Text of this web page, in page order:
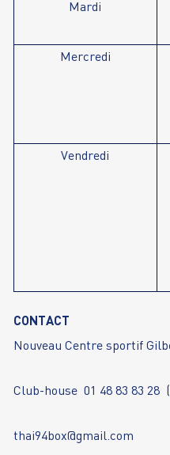
Mardi
Mercredi
Vendredi
CONTACT
Nouveau Centre sportif
Club-house 01 48 83 83 28
thai94box@gmail.com